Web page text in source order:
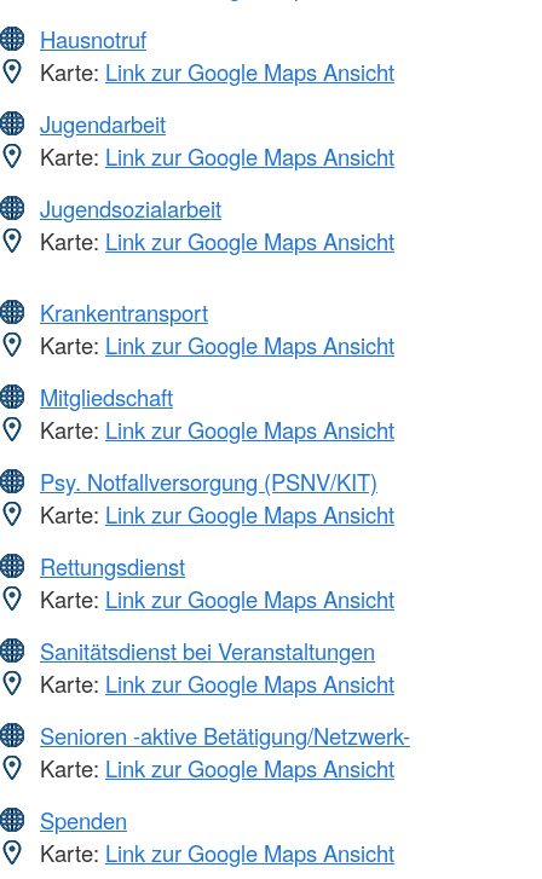
Hausnotruf
Karte: Link zur Google Maps Ansicht
Jugendarbeit
Karte: Link zur Google Maps Ansicht
Jugendsozialarbeit
Karte: Link zur Google Maps Ansicht
Krankentransport
Karte: Link zur Google Maps Ansicht
Mitgliedschaft
Karte: Link zur Google Maps Ansicht
Psy. Notfallversorgung (PSNV/KIT)
Karte: Link zur Google Maps Ansicht
Rettungsdienst
Karte: Link zur Google Maps Ansicht
Sanitätsdienst bei Veranstaltungen
Karte: Link zur Google Maps Ansicht
Senioren -aktive Betätigung/Netzwerk-
Karte: Link zur Google Maps Ansicht
Spenden
Karte: Link zur Google Maps Ansicht